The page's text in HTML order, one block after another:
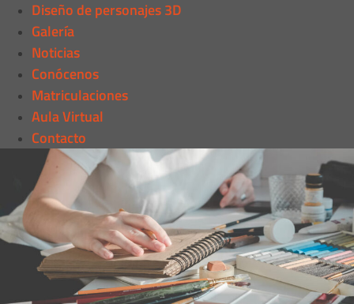
Diseño de personajes 3D
Galería
Noticias
Conócenos
Matriculaciones
Aula Virtual
Contacto